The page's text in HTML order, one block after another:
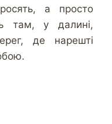
а просто
там, у далині,
де нарешті